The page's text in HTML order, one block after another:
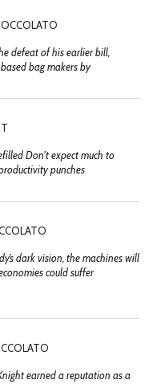
defeat of his earlier bill,
bag makers by
Don't expect much to
punches
dark vision, the machines will
could suffer
earned a reputation as a